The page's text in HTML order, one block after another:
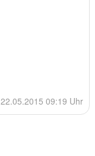
22.05.2015 09:19 Uhr